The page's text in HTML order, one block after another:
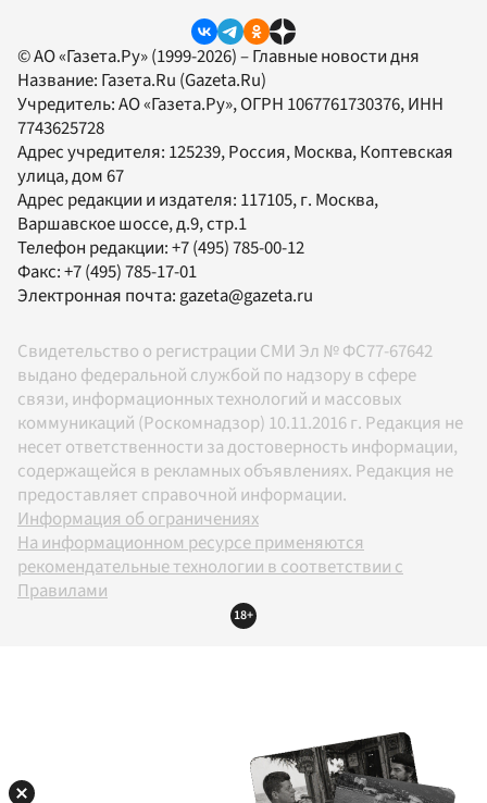
© АО «Газета.Ру» (1999-2026) – Главные новости дня
Название: Газета.Ru (Gazeta.Ru)
Учредитель:АО «Газета.Ру», ОГРН 1067761730376, ИНН
7743625728
Адрес учредителя: 125239, Россия, Москва, Коптевская
улица, дом 67
Адрес редакции и издателя: 117105, г. Москва,
Варшавское шоссе, д.9, стр.1
Телефон редакции:+7 (495) 785-00-12
Факс:+7 (495) 785-17-01
Электронная почта:gazeta@gazeta.ru
Свидетельство о регистрации СМИ Эл № ФС77-67642
выдано федеральной службой по надзору в сфере
связи, информационных технологий и массовых
коммуникаций (Роскомнадзор) 10.11.2016 г. Редакция не
несет ответственности за достоверность информации,
содержащейся в рекламных объявлениях. Редакция не
предоставляет справочной информации.
Информация об ограничениях
На информационном ресурсе применяются
рекомендательные технологии в соответствии с
Правилами
18+